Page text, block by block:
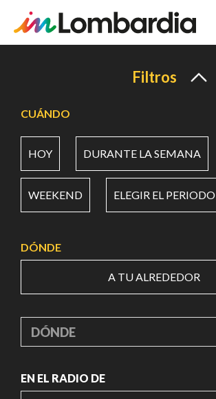
principal
Filtros
CUÁNDO
HOY DURANTE LA SEMANA
WEEKEND ELEGIR EL PERIODO
DÓNDE
A TU ALREDEDOR
DÓNDE
EN EL RADIO DE